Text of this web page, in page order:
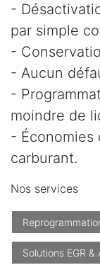
-
par simple
-
- Aucun
-
moindre de
- Économies
carburant.
Nos services
Solutions EGR &